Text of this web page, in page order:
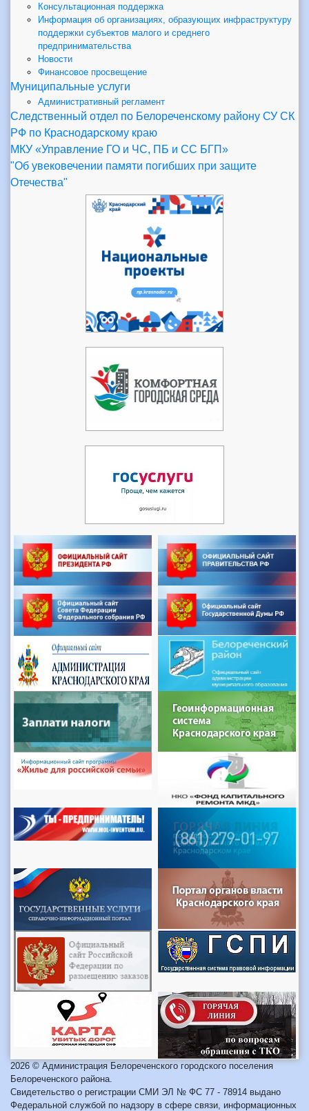
Консультационная поддержка
Информация об организациях, образующих инфраструктуру
поддержки субъектов малого и среднего
предпринимательства
Новости
Финансовое просвещение
Муниципальные услуги
Административный регламент
Следственный отдел по Белореченскому району СУ СК
РФ по Краснодарскому краю
МКУ «Управление ГО и ЧС, ПБ и СС БГП»
"Об увековечении памяти погибших при защите
Отечества"
2026 © Администрация Белореченского городского поселения
Белореченского района.
Свидетельство о регистрации СМИ ЭЛ № ФС 77 - 78914 выдано
Федеральной службой по надзору в сфере связи, информационных